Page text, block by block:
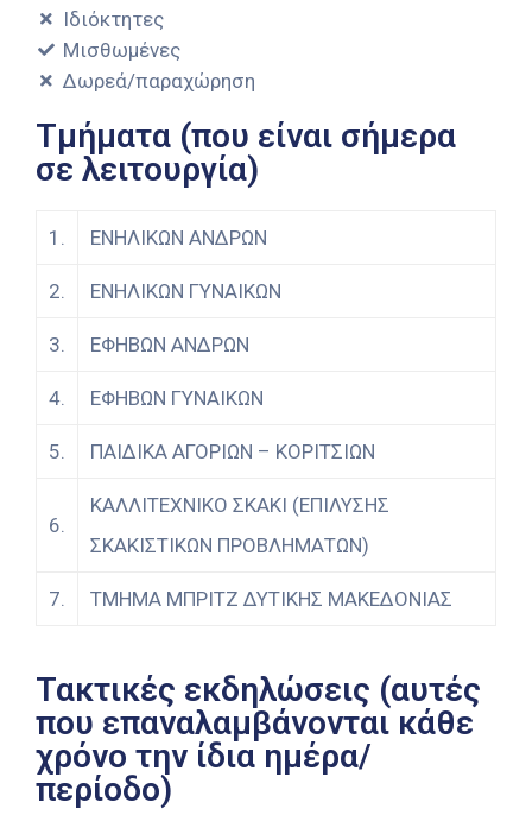
Ιδιόκτητες
Μισθωμένες
Δωρεά/παραχώρηση
Τμήματα (που είναι σήμερα
σε λειτουργία)
1. ΕΝΗΛΙΚΩΝ ΑΝΔΡΩΝ
2. ΕΝΗΛΙΚΩΝ ΓΥΝΑΙΚΩΝ
3. ΕΦΗΒΩΝ ΑΝΔΡΩΝ
4. ΕΦΗΒΩΝ ΓΥΝΑΙΚΩΝ
5. ΠΑΙΔΙΚΑ ΑΓΟΡΙΩΝ – ΚΟΡΙΤΣΙΩΝ
6.
ΚΑΛΛΙΤΕΧΝΙΚΟ ΣΚΑΚΙ (ΕΠΙΛΥΣΗΣ
ΣΚΑΚΙΣΤΙΚΩΝ ΠΡΟΒΛΗΜΑΤΩΝ)
7. ΤΜΗΜΑ ΜΠΡΙΤΖ ΔΥΤΙΚΗΣ ΜΑΚΕΔΟΝΙΑΣ
Τακτικές εκδηλώσεις (αυτές
που επαναλαμβάνονται κάθε
χρόνο την ίδια ημέρα/
περίοδο)